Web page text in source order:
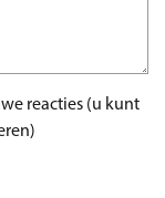
reacties (u kunt